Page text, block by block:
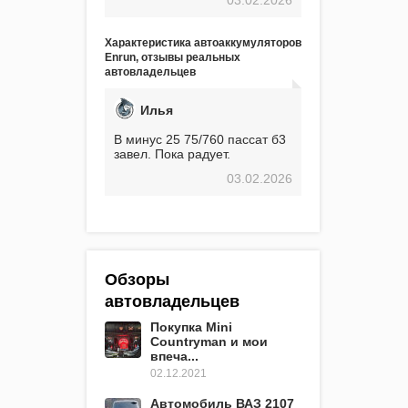
экстремальные морозы,
прогревался, чтобы избежать
проблем. И тем не менее, за
весь период использования
связанной с аккумулятором.
Прекрасный аккумулятор!
Недавно установил новый
АКОМ + EFB 75. Судя по
характеристикам, он даже
превосходит предыдущую
Характеристика автоаккумуляторов
Enrun, отзывы реальных
автовладельцев
Илья
В минус 25 75/760 пассат б3
завел. Пока радует.
03.02.2026
Обзоры
автовладельцев
Покупка Mini
Countryman и мои
впеча...
02.12.2021
Автомобиль ВАЗ 2107